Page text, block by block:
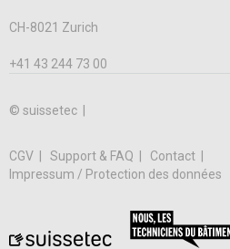
CH-8021 Zurich
+41 43 244 73 00
© suissetec |
CGV Support & FAQ
Contact
Impressum / Protection des données